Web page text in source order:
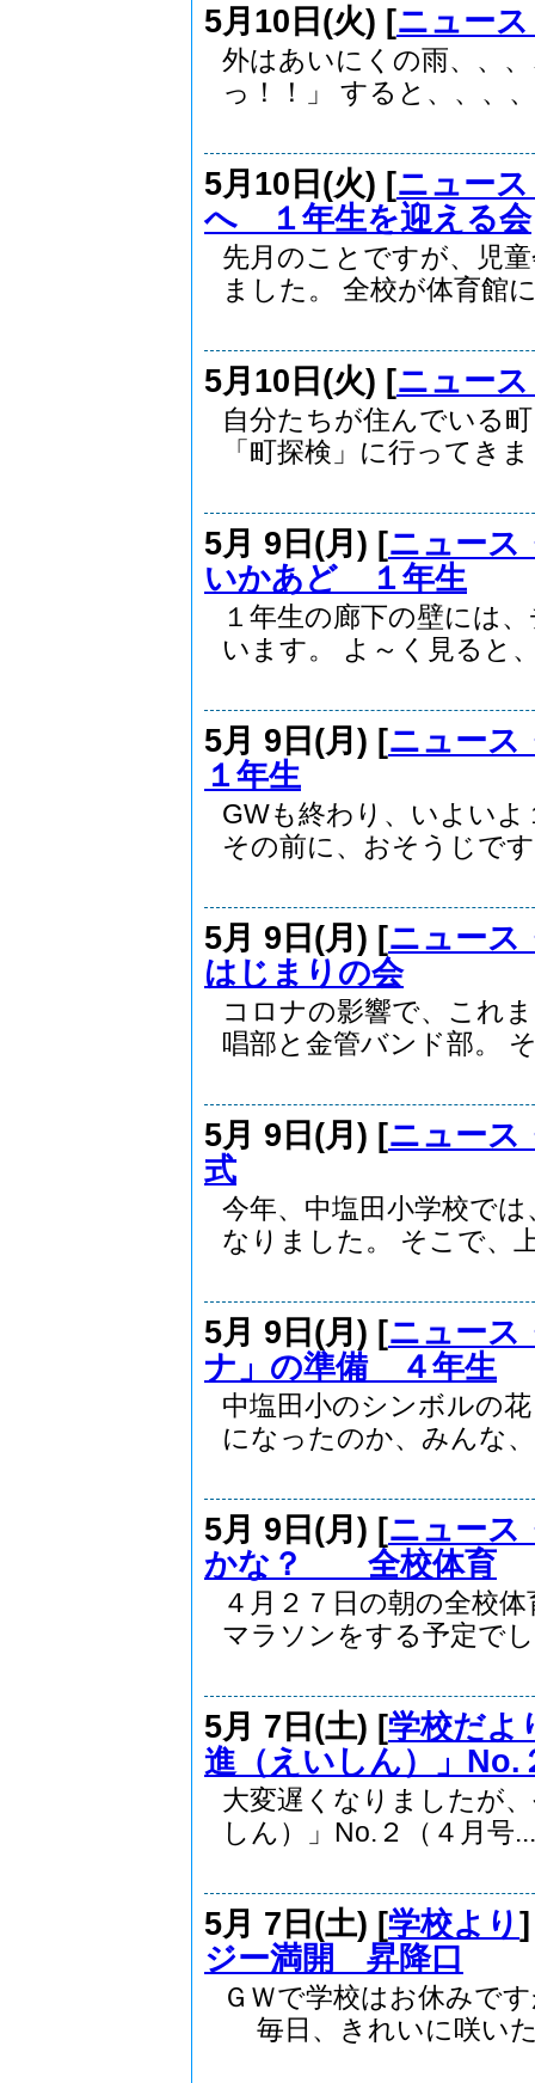
5月10日(火) [ニュー
外はあいにくの雨、、
っ！！」 すると、、、
5月10日(火) [ニュー
へ １年生を迎える会
先月のことですが、児
ました。 全校が体育館
5月10日(火) [ニュー
自分たちが住んでいる
「町探検」に行ってき
5月 9日(月) [ニュース
いかあど １年生
１年生の廊下の壁には
います。 よ～く見ると
5月 9日(月) [ニュース
１年生
GWも終わり、いよい
その前に、おそうじで
5月 9日(月) [ニュース
はじまりの会
コロナの影響で、これ
唱部と金管バンド部。
5月 9日(月) [ニュース
式
今年、中塩田小学校で
なりました。 そこで、
5月 9日(月) [ニュース
ナ」の準備 ４年生
中塩田小のシンボル
になったのか、みんな
5月 9日(月) [ニュース
かな？ 全校体育
４月２７日の朝の全校
マラソンをする予定で
5月 7日(土) [学校だよ
進（えいしん）」No.
大変遅くなりましたが
しん）」No.２（４月号...
5月 7日(土) [学校より
ジー満開 昇降口
ＧＷで学校はお休みで
毎日、きれいに咲い